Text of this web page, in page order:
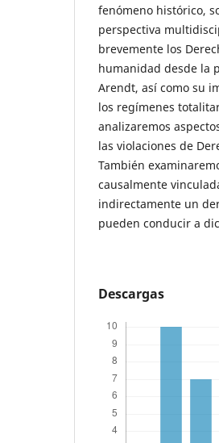
fenómeno histórico,
perspectiva
brevemente los
humanidad desde la
Arendt, así como su
los regímenes
analizaremos
las violaciones de
También
causalmente
indirectamente un
pueden conducir a
Descargas